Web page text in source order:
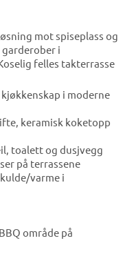
mot spiseplass og
i
felles takterrasse
i moderne
keramisk koketopp
toalett og dusjvegg
på terrassene
varme i
område på